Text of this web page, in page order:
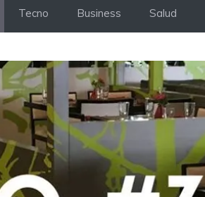
Tecno Business Salud